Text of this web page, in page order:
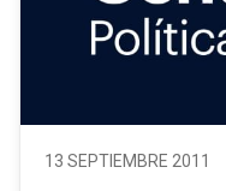
13 SEPTIEMBRE 2011